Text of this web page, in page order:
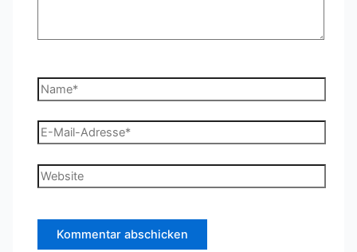
Name*
E-
Mail-
Adresse*
Website